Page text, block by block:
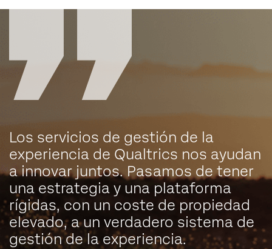
Los servicios de gestión de la
experiencia de Qualtrics nos ayudan
a innovar juntos. Pasamos de tener
una estrategia y una plataforma
rígidas, con un coste de propiedad
elevado, a un verdadero sistema de
gestión de la experiencia.